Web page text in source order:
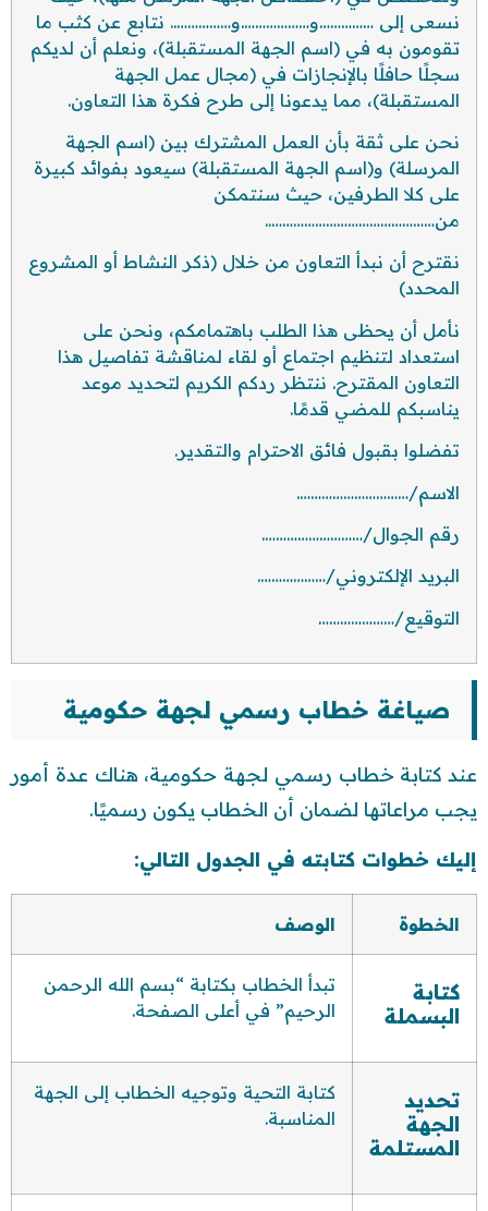
نسعى إلى ……………و……………….و…………….. نتابع عن كثب ما
تقومون به في (اسم الجهة المستقبلة)، ونعلم أن لديكم
سجلًا حافلًا بالإنجازات في (مجال عمل الجهة
المستقبلة)، مما يدعونا إلى طرح فكرة هذا التعاون.
نحن على ثقة بأن العمل المشترك بين (اسم الجهة
المرسلة) و(اسم الجهة المستقبلة) سيعود بفوائد كبيرة
على كلا الطرفين، حيث سنتمكن
من………………………………………..
نقترح أن نبدأ التعاون من خلال (ذكر النشاط أو المشروع
المحدد)
نأمل أن يحظى هذا الطلب باهتمامكم، ونحن على
استعداد لتنظيم اجتماع أو لقاء لمناقشة تفاصيل هذا
التعاون المقترح. ننتظر ردكم الكريم لتحديد موعد
يناسبكم للمضي قدمًا.
تفضلوا بقبول فائق الاحترام والتقدير.
الاسم/………………………….
رقم الجوال/……………………….
البريد الإلكتروني/……………….
التوقيع/…………………
صياغة خطاب رسمي لجهة حكومية
عند كتابة خطاب رسمي لجهة حكومية، هناك عدة أمور
يجب مراعاتها لضمان أن الخطاب يكون رسميًا.
إليك خطوات كتابته في الجدول التالي:
الخطوة الوصف
كتابة
البسملة
تبدأ الخطاب بكتابة “بسم الله الرحمن
الرحيم” في أعلى الصفحة.
تحديد
الجهة
المستلمة
كتابة التحية وتوجيه الخطاب إلى الجهة
المناسبة.